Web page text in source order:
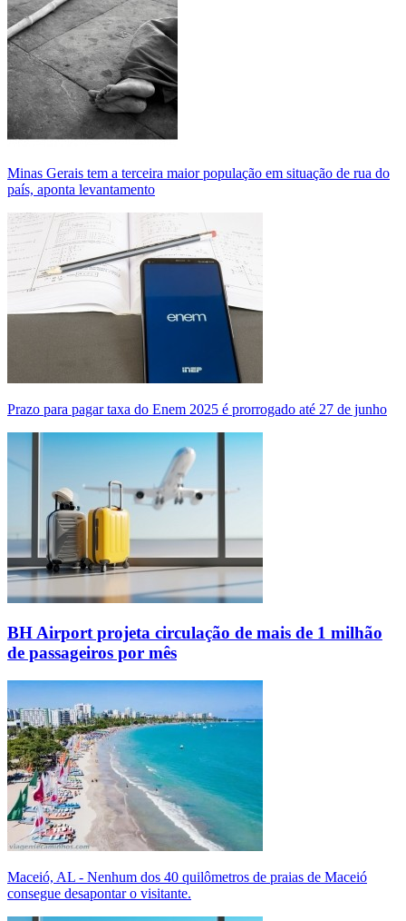
Minas Gerais tem a terceira maior população em situação de rua do
país, aponta levantamento
Prazo para pagar taxa do Enem 2025 é prorrogado até 27 de junho
BH Airport projeta circulação de mais de 1 milhão
de passageiros por mês
Maceió, AL - Nenhum dos 40 quilômetros de praias de Maceió
consegue desapontar o visitante.